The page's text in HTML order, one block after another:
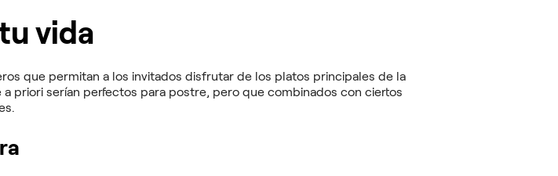
vida
que permitan a los invitados disfrutar de los platos principales de la
priori serían perfectos para postre, pero que combinados con ciertos